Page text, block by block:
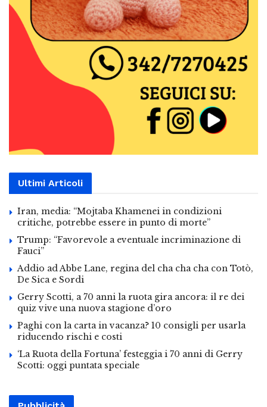
Ultimi Articoli
Iran, media: “Mojtaba Khamenei in condizioni
critiche, potrebbe essere in punto di morte”
Trump: “Favorevole a eventuale incriminazione di
Fauci”
Addio ad Abbe Lane, regina del cha cha cha con Totò,
De Sica e Sordi
Gerry Scotti, a 70 anni la ruota gira ancora: il re dei
quiz vive una nuova stagione d’oro
Paghi con la carta in vacanza? 10 consigli per usarla
riducendo rischi e costi
‘La Ruota della Fortuna’ festeggia i 70 anni di Gerry
Scotti: oggi puntata speciale